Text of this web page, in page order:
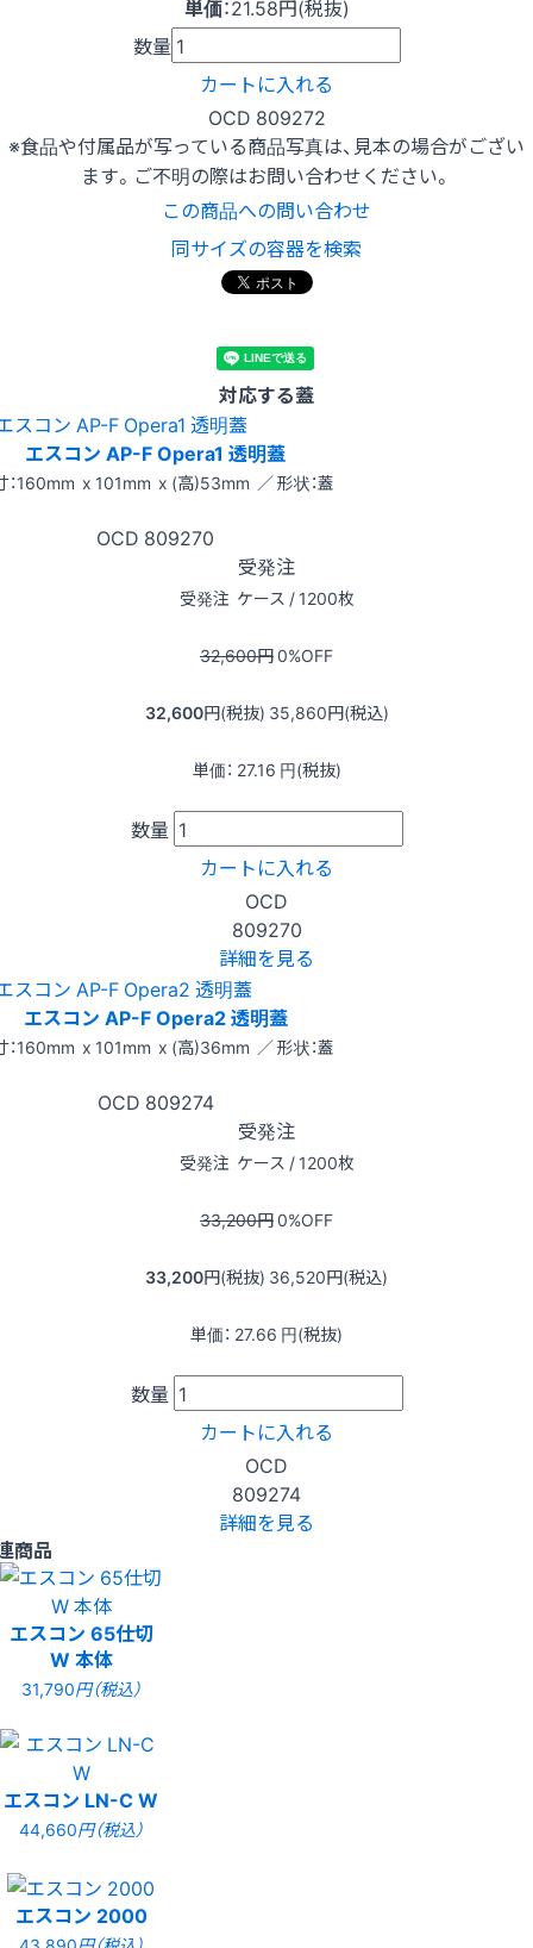
単価：21.58円(税抜)
数量
カートに入れる
OCD 809272
※食品や付属品が写っている商品写真は、見本の場合がござい
ます。ご不明の際はお問い合わせください。
この商品への問い合わせ
同サイズの容器を検索
対応する蓋
エスコン AP-F Opera1 透明蓋
：160mm x 101mm x (高)53mm ／ 形状：蓋
OCD 809270
受発注
受発注 ケース / 1200枚
32,600円0%OFF
32,600円(税抜) 35,860円(税込)
単価： 27.16 円(税抜)
数量
カートに入れる
OCD
809270
詳細を見る
エスコン AP-F Opera2 透明蓋
：160mm x 101mm x (高)36mm ／ 形状：蓋
OCD 809274
受発注
受発注 ケース / 1200枚
33,200円0%OFF
33,200円(税抜) 36,520円(税込)
単価： 27.66 円(税抜)
数量
カートに入れる
OCD
809274
詳細を見る
商品
エスコン 65仕切
W 本体
31,790円（税込）
エスコン LN-C W
44,660円（税込）
エスコン 2000